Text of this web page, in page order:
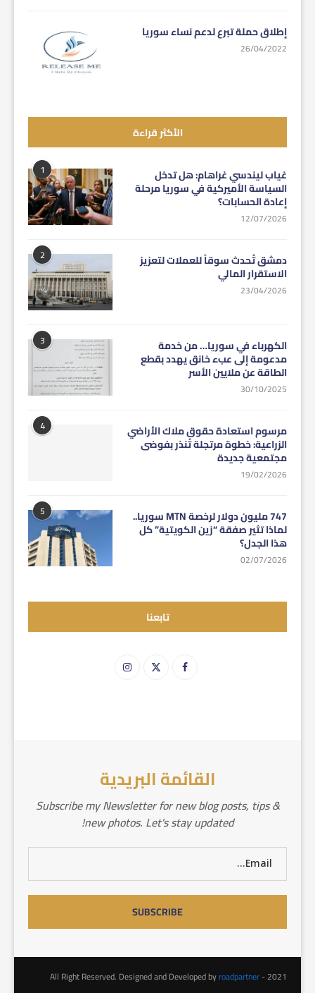
إطلاق حملة تبرع لدعم نساء سوريا
26/04/2022
الأكثر قراءة
1 غياب ليندسي غراهام: هل تدخل
السياسة الأميركية في سوريا مرحلة
إعادة الحسابات؟
12/07/2026
2 دمشق تُحدث سوقاً للعملات لتعزيز
الاستقرار المالي
23/04/2026
3 الكهرباء في سوريا… من خدمة
مدعومة إلى عبء خانق يهدد بقطع
الطاقة عن ملايين الأسر
30/10/2025
4 مرسوم استعادة حقوق ملاك الأراضي
الزراعية: خطوة مرتجلة تُنذر بفوضى
مجتمعية جديدة
19/02/2026
5 747 مليون دولار لرخصة MTN سوريا..
لماذا تثير صفقة “زين الكويتية” كل
هذا الجدل؟
02/07/2026
تابعنا
القائمة البريدية
Subscribe my Newsletter for new blog posts, tips &
new photos. Let's stay updated!
2021 - All Right Reserved. Designed and Developed by
roadpartner